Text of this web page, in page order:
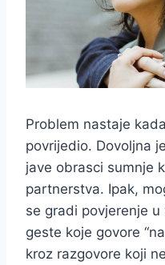
Problem nastaje
povrijedio. Dovoljna
jave obrasci sumnje
partnerstva. Ipak,
se gradi povjerenje
geste koje govore
kroz razgovore koji